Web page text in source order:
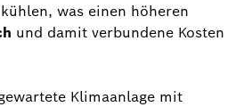
was einen höheren
und damit verbundene Kosten
Klimaanlage mit